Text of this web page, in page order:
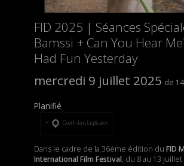
FID 2025 | Séances
Bamssi + Can You Hear
Had Fun Yesterday
mercredi 9 juillet 2025
Planifié
Ouvrir dans l’application
Dans le cadre de la 36ème édition du FID
International Film Festival, du 8 au 13 juillet